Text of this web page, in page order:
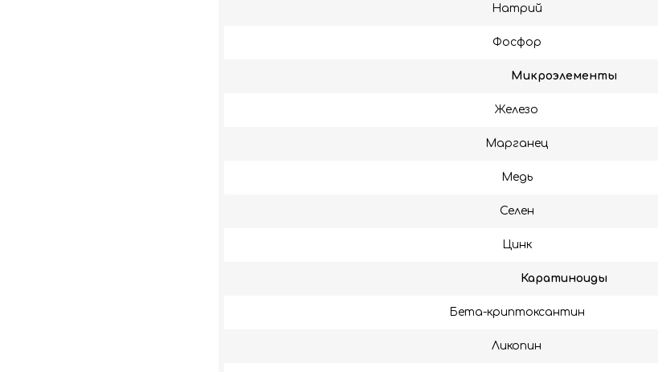
Натрий
Фосфор
Микроэлементы
Железо
Марганец
Медь
Селен
Цинк
Каратиноиды
Бета-криптоксантин
Ликопин